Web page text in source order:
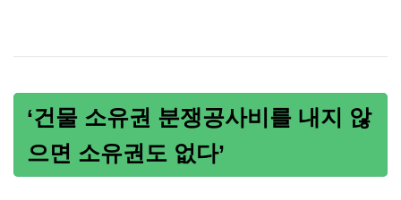
‘건물 소유권 분쟁공사비를 내지 않
으면 소유권도 없다’